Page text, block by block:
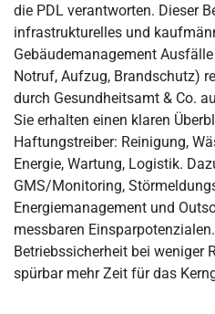
die PDL verantworten. Dieser
infrastrukturelles und
Gebäudemanagement
Notruf, Aufzug, Brandschutz)
durch Gesundheitsamt & Co.
Sie erhalten einen klaren
Haftungstreiber: Reinigung,
Energie, Wartung, Logistik.
GMS/Monitoring,
Energiemanagement und
messbaren
Betriebssicherheit bei weniger
spürbar mehr Zeit für das